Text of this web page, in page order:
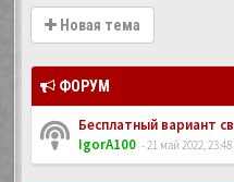
Новая тема
ФОРУМ
Бесплатный вариант
IgorA100 - 21 май 2022, 23:48